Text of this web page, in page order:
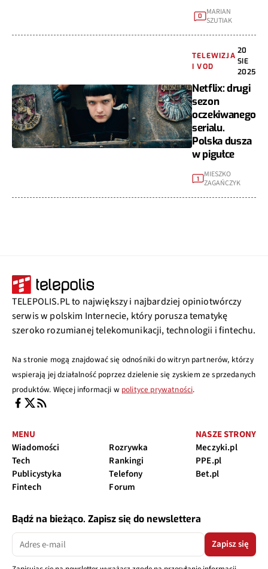
0
MARIAN
SZUTIAK
TELEWIZJA
I VOD
20
SIE
2025
Netflix: drugi
sezon
oczekiwanego
serialu.
Polska dusza
w pigułce
1
MIESZKO
ZAGAŃCZYK
TELEPOLIS.PL to największy i najbardziej opiniotwórczy
serwis w polskim Internecie, który porusza tematykę
szeroko rozumianej telekomunikacji, technologii i fintechu.
Na stronie mogą znajdować się odnośniki do witryn partnerów, którzy
wspierają jej działalność poprzez dzielenie się zyskiem ze sprzedanych
produktów. Więcej informacji w polityce prywatności.
MENU
Wiadomości
Tech
Publicystyka
Fintech
Rozrywka
Rankingi
Telefony
Forum
NASZE STRONY
Meczyki.pl
PPE.pl
Bet.pl
Bądź na bieżąco. Zapisz się do newslettera
Zapisz się